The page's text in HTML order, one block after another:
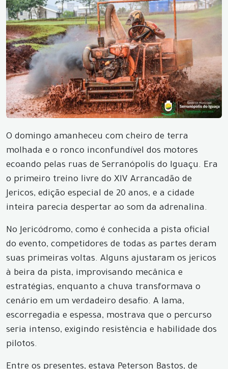
O domingo amanheceu com cheiro de terra
molhada e o ronco inconfundível dos motores
ecoando pelas ruas de Serranópolis do Iguaçu. Era
o primeiro treino livre do XIV Arrancadão de
Jericos, edição especial de 20 anos, e a cidade
inteira parecia despertar ao som da adrenalina.
No Jericódromo, como é conhecida a pista oficial
do evento, competidores de todas as partes deram
suas primeiras voltas. Alguns ajustaram os jericos
à beira da pista, improvisando mecânica e
estratégias, enquanto a chuva transformava o
cenário em um verdadeiro desafio. A lama,
escorregadia e espessa, mostrava que o percurso
seria intenso, exigindo resistência e habilidade dos
pilotos.
Entre os presentes, estava Peterson Bastos, de